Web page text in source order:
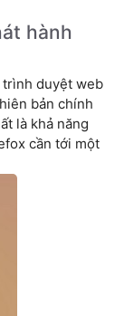
hành
trình duyệt web
bản chính
là khả năng
cần tới một